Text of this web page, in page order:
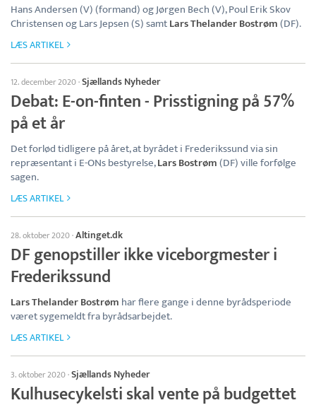
Hans Andersen (V) (formand) og Jørgen Bech (V), Poul Erik Skov
Christensen og Lars Jepsen (S) samtLars Thelander Bostrøm(DF).
LÆS ARTIKEL
12. december 2020·Sjællands Nyheder
Debat: E-on-finten - Prisstigning på 57%
på et år
Det forlød tidligere på året, at byrådet i Frederikssund via sin
repræsentant i E-ONs bestyrelse,Lars Bostrøm(DF) ville forfølge
sagen.
LÆS ARTIKEL
28. oktober 2020·Altinget.dk
DF genopstiller ikke viceborgmester i
Frederikssund
Lars Thelander Bostrøm har flere gange i denne byrådsperiode
været sygemeldt fra byrådsarbejdet.
LÆS ARTIKEL
3. oktober 2020·Sjællands Nyheder
Kulhusecykelsti skal vente på budgettet